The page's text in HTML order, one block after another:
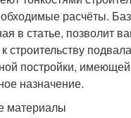
расчёты.
в статье, позволит
строительству
постройки,
назначение.
материалы